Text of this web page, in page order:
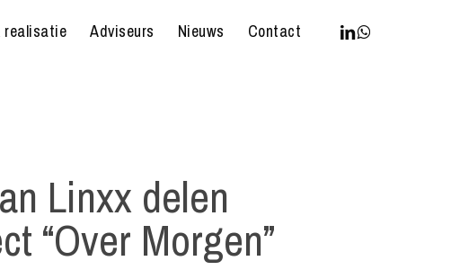
realisatie Adviseurs Nieuws Contact linkedin
whatsapp
Linxx delen
“Over Morgen”